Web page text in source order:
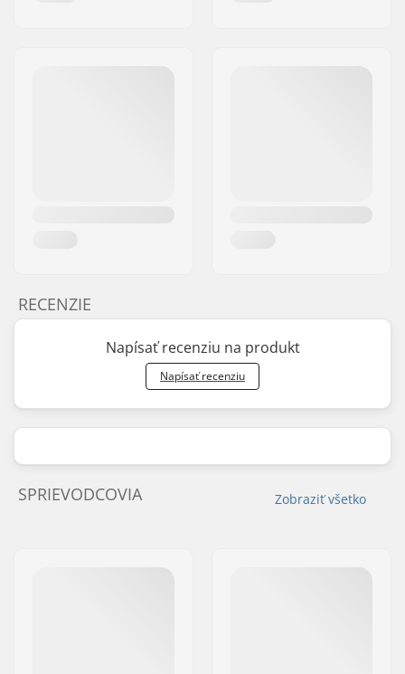
RECENZIE
Napísať recenziu na produkt
Napísať recenziu
Zobraziť všetko
SPRIEVODCOVIA